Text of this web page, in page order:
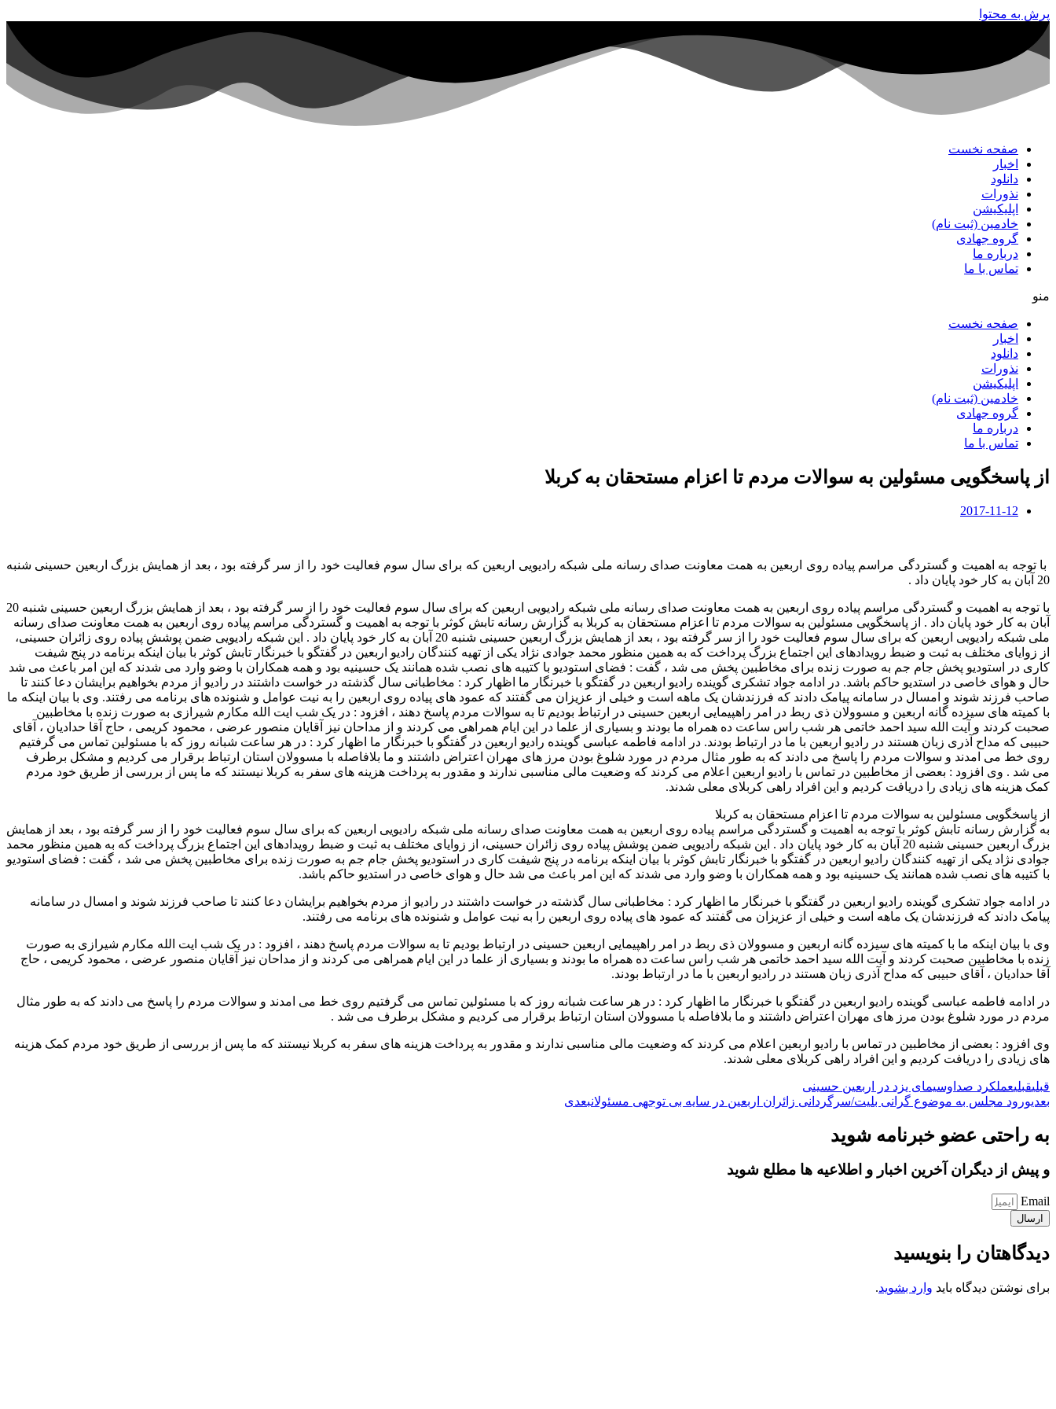
پرش به محتوا
صفحه نخست
اخبار
دانلود
نذورات
اپلیکیشن
خادمین (ثبت نام)
گروه جهادی
درباره ما
تماس با ما
منو
صفحه نخست
اخبار
دانلود
نذورات
اپلیکیشن
خادمین (ثبت نام)
گروه جهادی
درباره ما
تماس با ما
از پاسخگویی مسئولین به سوالات مردم تا اعزام مستحقان به کربلا
2017-11-12
با توجه به اهمیت و گستردگی مراسم پیاده روی اربعین به همت معاونت صدای رسانه ملی شبکه رادیویی اربعین که برای سال سوم فعالیت خود را از سر گرفته بود ، بعد از همایش بزرگ اربعین حسینی شنبه
20 آبان به کار خود پایان داد .
با توجه به اهمیت و گستردگی مراسم پیاده روی اربعین به همت معاونت صدای رسانه ملی شبکه رادیویی اربعین که برای سال سوم فعالیت خود را از سر گرفته بود ، بعد از همایش بزرگ اربعین حسینی شنبه 20
آبان به کار خود پایان داد . از پاسخگویی مسئولین به سوالات مردم تا اعزام مستحقان به کربلا به گزارش رسانه تابش کوثر با توجه به اهمیت و گستردگی مراسم پیاده روی اربعین به همت معاونت صدای رسانه
ملی شبکه رادیویی اربعین که برای سال سوم فعالیت خود را از سر گرفته بود ، بعد از همایش بزرگ اربعین حسینی شنبه 20 آبان به کار خود پایان داد . این شبکه رادیویی ضمن پوشش پیاده روی زائران حسینی،
از زوایای مختلف به ثبت و ضبط رویدادهای این اجتماع بزرگ پرداخت که به همین منظور محمد جوادی نژاد یکی از تهیه کنندگان رادیو اربعین در گفتگو با خبرنگار تابش کوثر با بیان اینکه برنامه در پنج شیفت
کاری در استودیو پخش جام جم به صورت زنده برای مخاطبین پخش می شد ، گفت : فضای استودیو با کتیبه های نصب شده همانند یک حسینیه بود و همه همکاران با وضو وارد می شدند که این امر باعث می شد
حال و هوای خاصی در استدیو حاکم باشد. در ادامه جواد تشکری گوینده رادیو اربعین در گفتگو با خبرنگار ما اظهار کرد : مخاطبانی سال گذشته در خواست داشتند در رادیو از مردم بخواهیم برایشان دعا کنند تا
صاحب فرزند شوند و امسال در سامانه پیامک دادند که فرزندشان یک ماهه است و خیلی از عزیزان می گفتند که عمود های پیاده روی اربعین را به نیت عوامل و شنونده های برنامه می رفتند. وی با بیان اینکه ما
با کمیته های سیزده گانه اربعین و مسوولان ذی ربط در امر راهپیمایی اربعین حسینی در ارتباط بودیم تا به سوالات مردم پاسخ دهند ، افزود : در یک شب ایت الله مکارم شیرازی به صورت زنده با مخاطبین
صحبت کردند و آیت الله سید احمد خاتمی هر شب راس ساعت ده همراه ما بودند و بسیاری از علما در این ایام همراهی می کردند و از مداحان نیز آقایان منصور عرضی ، محمود کریمی ، حاج آقا حدادیان ، آقای
حبیبی که مداح آذری زبان هستند در رادیو اربعین با ما در ارتباط بودند. در ادامه فاطمه عباسی گوینده رادیو اربعین در گفتگو با خبرنگار ما اظهار کرد : در هر ساعت شبانه روز که با مسئولین تماس می گرفتیم
روی خط می امدند و سوالات مردم را پاسخ می دادند که به طور مثال مردم در مورد شلوغ بودن مرز های مهران اعتراض داشتند و ما بلافاصله با مسوولان استان ارتباط برقرار می کردیم و مشکل برطرف
می شد . وی افزود : بعضی از مخاطبین در تماس با رادیو اربعین اعلام می کردند که وضعیت مالی مناسبی ندارند و مقدور به پرداخت هزینه های سفر به کربلا نیستند که ما پس از بررسی از طریق خود مردم
کمک هزینه های زیادی را دریافت کردیم و این افراد راهی کربلای معلی شدند.
از پاسخگویی مسئولین به سوالات مردم تا اعزام مستحقان به کربلا
به گزارش رسانه تابش کوثر با توجه به اهمیت و گستردگی مراسم پیاده روی اربعین به همت معاونت صدای رسانه ملی شبکه رادیویی اربعین که برای سال سوم فعالیت خود را از سر گرفته بود ، بعد از همایش
بزرگ اربعین حسینی شنبه 20 آبان به کار خود پایان داد . این شبکه رادیویی ضمن پوشش پیاده روی زائران حسینی، از زوایای مختلف به ثبت و ضبط رویدادهای این اجتماع بزرگ پرداخت که به همین منظور محمد
جوادی نژاد یکی از تهیه کنندگان رادیو اربعین در گفتگو با خبرنگار تابش کوثر با بیان اینکه برنامه در پنج شیفت کاری در استودیو پخش جام جم به صورت زنده برای مخاطبین پخش می شد ، گفت : فضای استودیو
با کتیبه های نصب شده همانند یک حسینیه بود و همه همکاران با وضو وارد می شدند که این امر باعث می شد حال و هوای خاصی در استدیو حاکم باشد.
در ادامه جواد تشکری گوینده رادیو اربعین در گفتگو با خبرنگار ما اظهار کرد : مخاطبانی سال گذشته در خواست داشتند در رادیو از مردم بخواهیم برایشان دعا کنند تا صاحب فرزند شوند و امسال در سامانه
پیامک دادند که فرزندشان یک ماهه است و خیلی از عزیزان می گفتند که عمود های پیاده روی اربعین را به نیت عوامل و شنونده های برنامه می رفتند.
وی با بیان اینکه ما با کمیته های سیزده گانه اربعین و مسوولان ذی ربط در امر راهپیمایی اربعین حسینی در ارتباط بودیم تا به سوالات مردم پاسخ دهند ، افزود : در یک شب ایت الله مکارم شیرازی به صورت
زنده با مخاطبین صحبت کردند و آیت الله سید احمد خاتمی هر شب راس ساعت ده همراه ما بودند و بسیاری از علما در این ایام همراهی می کردند و از مداحان نیز آقایان منصور عرضی ، محمود کریمی ، حاج
آقا حدادیان ، آقای حبیبی که مداح آذری زبان هستند در رادیو اربعین با ما در ارتباط بودند.
در ادامه فاطمه عباسی گوینده رادیو اربعین در گفتگو با خبرنگار ما اظهار کرد : در هر ساعت شبانه روز که با مسئولین تماس می گرفتیم روی خط می امدند و سوالات مردم را پاسخ می دادند که به طور مثال
مردم در مورد شلوغ بودن مرز های مهران اعتراض داشتند و ما بلافاصله با مسوولان استان ارتباط برقرار می کردیم و مشکل برطرف می شد .
وی افزود : بعضی از مخاطبین در تماس با رادیو اربعین اعلام می کردند که وضعیت مالی مناسبی ندارند و مقدور به پرداخت هزینه های سفر به کربلا نیستند که ما پس از بررسی از طریق خود مردم کمک هزینه
های زیادی را دریافت کردیم و این افراد راهی کربلای معلی شدند.
قبلیقبلیعملکرد صداوسیمای یزد در اربعین حسینی
بعدیورود مجلس به موضوع گرانی بلیت/سرگردانی زائران اربعین در سایه بی توجهی مسئولانبعدی
به راحتی عضو خبرنامه شوید
و پیش از دیگران آخرین اخبار و اطلاعیه ها مطلع شوید
Email
ارسال
دیدگاهتان را بنویسید
برای نوشتن دیدگاه باید وارد بشوید.